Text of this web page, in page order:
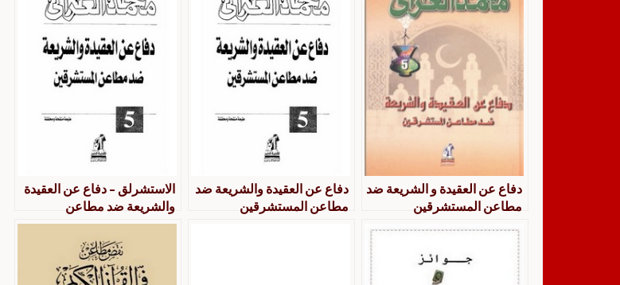
دفاع عن العقيدة و الشريعة ضد
مطاعن المستشرقين
دفاع عن العقيدة والشريعة ضد
مطاعن المستشرقين
الاستشرلق – دفاع عن العقيدة
والشريعة ضد مطاعن
المستشرقين – محمد الغزالي